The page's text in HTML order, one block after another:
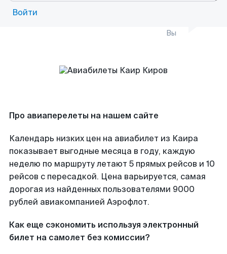
Войти
Вы
Про авиаперелеты на нашем сайте
Календарь низких цен на авиабилет из Каира
показывает выгодные месяца в году, каждую
неделю по маршруту летают 5 прямых рейсов и 10
рейсов с пересадкой. Цена варьируется, самая
дорогая из найденных пользователями 9000
рублей авиакомпанией Аэрофлот.
Как еще сэкономить используя электронный
билет на самолет без комиссии?